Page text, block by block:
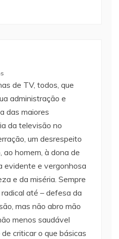
de TV, todos, que
administração e
das maiores
da televisão no
um desrespeito
ao homem, à dona de
evidente e vergonhosa
e da miséria. Sempre
até – defesa da
mas não abro mão
menos saudável
criticar o que básicas